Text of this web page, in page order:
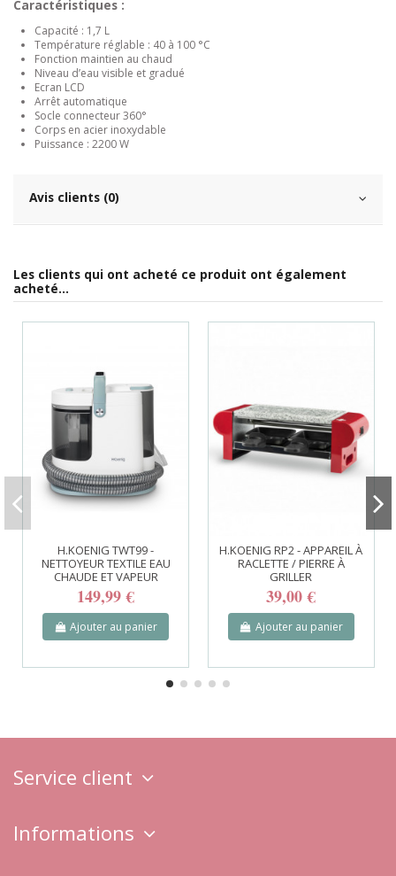
Caractéristiques :
Capacité : 1,7 L
Température réglable : 40 à 100 °C
Fonction maintien au chaud
Niveau d’eau visible et gradué
Ecran LCD
Arrêt automatique
Socle connecteur 360°
Corps en acier inoxydable
Puissance : 2200 W
Avis clients (0)
Les clients qui ont acheté ce produit ont également
acheté...
H.KOENIG TWT99 -
NETTOYEUR TEXTILE EAU
CHAUDE ET VAPEUR
149,99 €
Ajouter au panier
H.KOENIG RP2 - APPAREIL À
RACLETTE / PIERRE À
GRILLER
39,00 €
Ajouter au panier
Service client
Informations